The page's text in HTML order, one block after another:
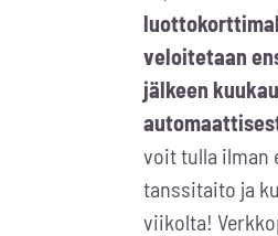
veloitetaan
jälkeen
voit tulla ilman
tanssitaito ja
viikolta!